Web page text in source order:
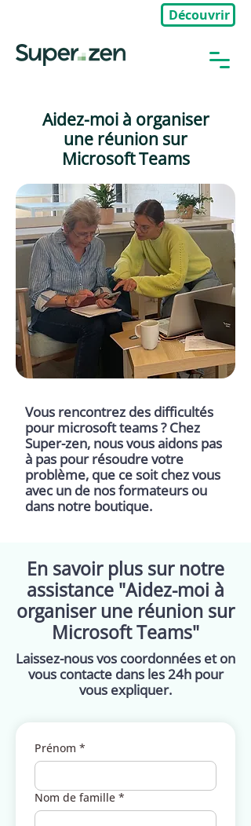
Découvrir
Aidez-moi à organiser
une réunion sur
Microsoft Teams
Vous rencontrez des difficultés
pour microsoft teams ? Chez
Super-zen, nous vous aidons pas
à pas pour résoudre votre
problème, que ce soit chez vous
avec un de nos formateurs ou
dans notre boutique.
En savoir plus sur notre
assistance "Aidez-moi à
organiser une réunion sur
Microsoft Teams"
Laissez-nous vos coordonnées et on
vous contacte dans les 24h pour
vous expliquer.
Prénom *
Nom de famille *